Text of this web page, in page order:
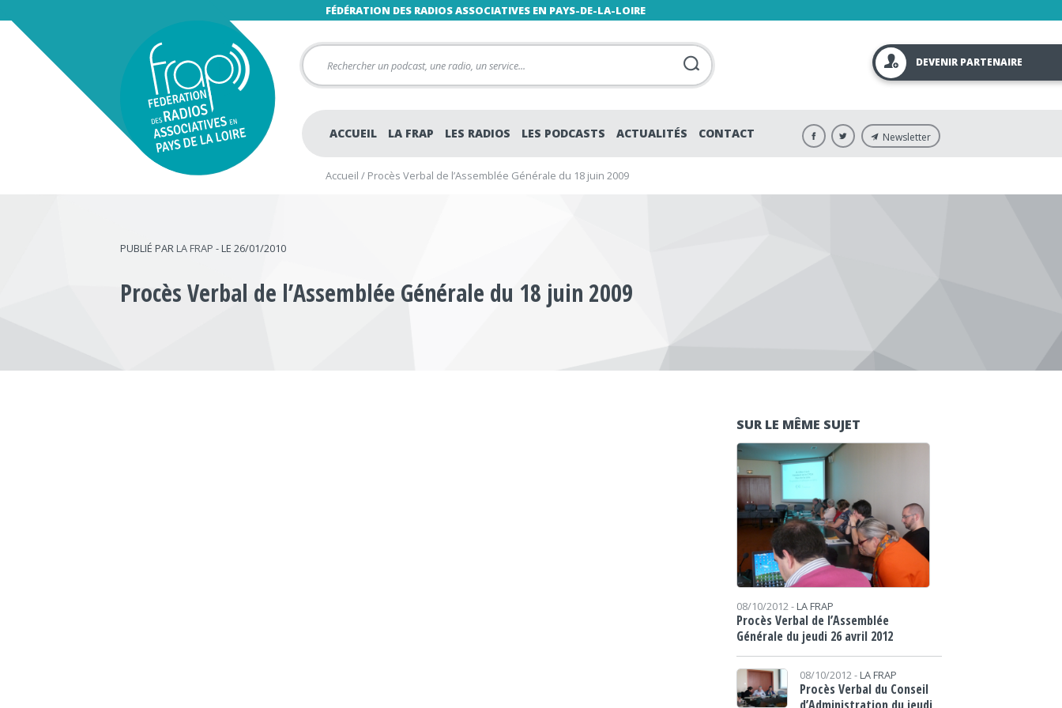
FÉDÉRATION DES RADIOS ASSOCIATIVES EN PAYS-DE-LA-LOIRE
DEVENIR PARTENAIRE
ACCUEIL LA FRAP LES RADIOS LES PODCASTS ACTUALITÉS CONTACT Newsletter
Accueil / Procès Verbal de l’Assemblée Générale du 18 juin 2009
PUBLIÉ PAR LA FRAP - LE 26/01/2010
Procès Verbal de l’Assemblée Générale du 18 juin 2009
SUR LE MÊME SUJET
08/10/2012 - LA FRAP
Procès Verbal de l’Assemblée
Générale du jeudi 26 avril 2012
08/10/2012 - LA FRAP
Procès Verbal du Conseil